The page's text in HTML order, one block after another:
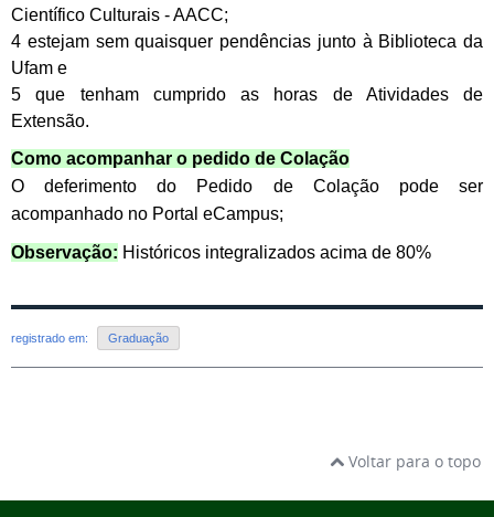
Científico Culturais - AACC;
4 estejam sem quaisquer pendências junto à Biblioteca da
Ufam e
5 que tenham cumprido as horas de Atividades de
Extensão.
Como acompanhar o pedido de Colação
O deferimento do Pedido de Colação pode ser
acompanhado no Portal eCampus;
Observação: Históricos integralizados acima de 80%
registrado em: Graduação
Voltar para o topo